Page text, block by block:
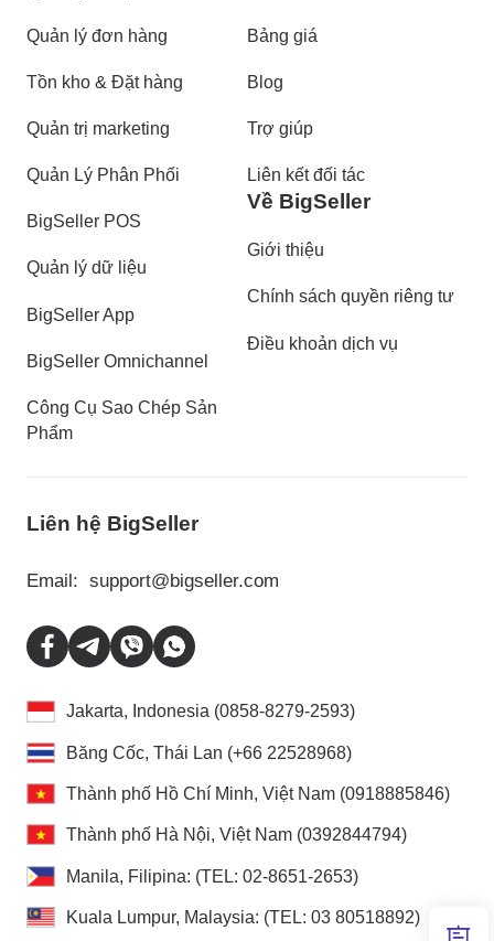
Quản lý đơn hàng
Tồn kho & Đặt hàng
Quản trị marketing
Quản Lý Phân Phối
BigSeller POS
Quản lý dữ liệu
BigSeller App
BigSeller Omnichannel
Công Cụ Sao Chép Sản
Phẩm
Bảng giá
Blog
Trợ giúp
Liên kết đối tác
Về BigSeller
Giới thiệu
Chính sách quyền riêng tư
Điều khoản dịch vụ
Liên hệ BigSeller
Email: support@bigseller.com
Jakarta, Indonesia (0858-8279-2593)
Băng Cốc, Thái Lan (+66 22528968)
Thành phố Hồ Chí Minh, Việt Nam (0918885846)
Thành phố Hà Nội, Việt Nam (0392844794)
Manila, Filipina: (TEL: 02-8651-2653)
Kuala Lumpur, Malaysia: (TEL: 03 80518892)